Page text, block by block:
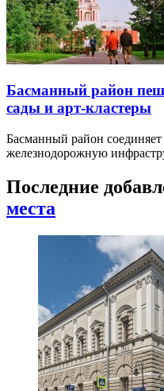
Басманный район
сады и арт-кластеры
Басманный район
железнодорожную
Последние
места